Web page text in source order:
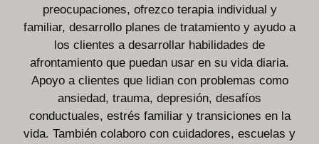
preocupaciones, ofrezco terapia individual y
familiar, desarrollo planes de tratamiento y ayudo a
los clientes a desarrollar habilidades de
afrontamiento que puedan usar en su vida diaria.
Apoyo a clientes que lidian con problemas como
ansiedad, trauma, depresión, desafíos
conductuales, estrés familiar y transiciones en la
vida. También colaboro con cuidadores, escuelas y